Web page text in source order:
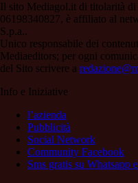
Il sito Mediagol.it di titolarità
06198340827, è affiliato al
S.p.a..
Unico responsabile dei
Mediaeditors; per ogni
del Sito scrivere a
Info e Iniziative
l’azienda
Pubblicità
Social Network
Community Facebook
Sms gratis su Whatsapp